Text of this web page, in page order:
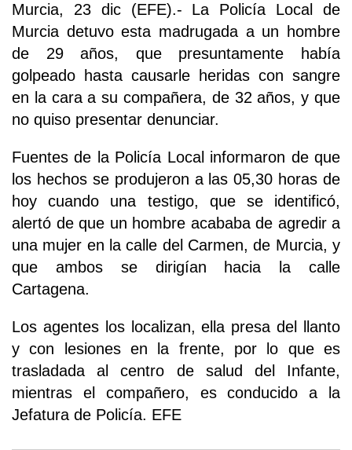
Murcia, 23 dic (EFE).- La Policía Local de
Murcia detuvo esta madrugada a un hombre
de 29 años, que presuntamente había
golpeado hasta causarle heridas con sangre
en la cara a su compañera, de 32 años, y que
no quiso presentar denunciar.
Fuentes de la Policía Local informaron de que
los hechos se produjeron a las 05,30 horas de
hoy cuando una testigo, que se identificó,
alertó de que un hombre acababa de agredir a
una mujer en la calle del Carmen, de Murcia, y
que ambos se dirigían hacia la calle
Cartagena.
Los agentes los localizan, ella presa del llanto
y con lesiones en la frente, por lo que es
trasladada al centro de salud del Infante,
mientras el compañero, es conducido a la
Jefatura de Policía. EFE